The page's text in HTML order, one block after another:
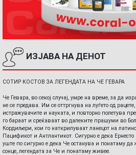
ИЗЈАВА НА ДЕНОТ
СОТИР КОСТОВ ЗА ЛЕГЕНДАТА НА ЧЕ ГЕВАРА
Че Гевара, во секој случај, умре на време, за да
не се предава. Им се оттргнува на луѓето од
истражувачите и науката, и повторно полетува
го бараат и среќаваат во далеките прашуми во
Кордиљери, кои го наткрилуваат ланецот на
Пацификот и Антлантикот. Сигурно е дека
уште по сигурно е дека Че останува и понатаму
сонце, легендата за Че и понатаму живее.